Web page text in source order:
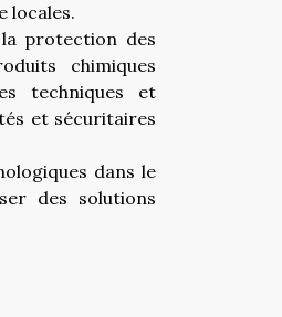
locales.
protection des
chimiques
techniques et
et sécuritaires
dans le
des solutions